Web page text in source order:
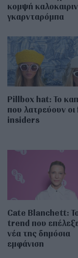
κομψή
γκαρνταρόμπα
Pillbox hat: Το
που λατρεύουν
insiders
Cate Blanchett:
trend που
νέα της δημόσια
εμφάνιση